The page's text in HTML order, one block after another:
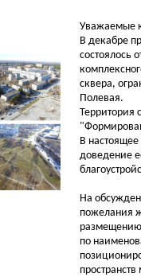
Уважаемые
В декабре
состоялось
сквера,
Полевая.
Территория
В
доведение
На
пожелания
размещению
по